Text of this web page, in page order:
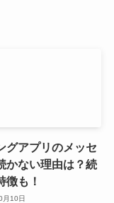
グアプリのメッセ
かない理由は？続
徴も！
月10日